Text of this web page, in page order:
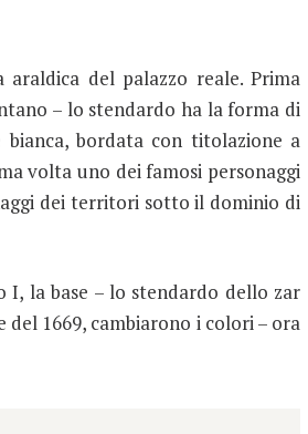
del palazzo reale. Prima
– lo stendardo ha la forma di
bordata con titolazione a
volta uno dei famosi personaggi
dei territori sotto il dominio di
la base – lo stendardo dello zar
1669, cambiarono i colori – ora